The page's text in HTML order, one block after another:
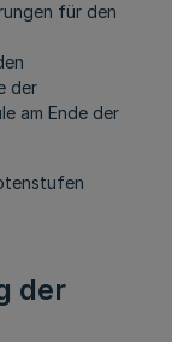
für den
der
am Ende der
der